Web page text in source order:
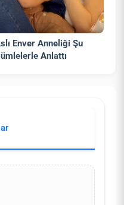
Enver Anneliği Şu
Anlattı